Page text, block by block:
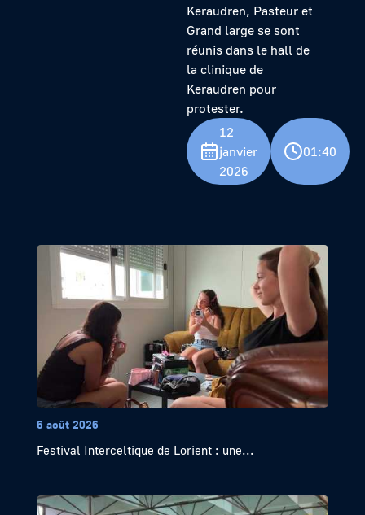
Keraudren, Pasteur et
Grand large se sont
réunis dans le hall de
la clinique de
Keraudren pour
protester.
12
janvier
2026
01:40
6 août 2026
Festival Interceltique de Lorient : une...